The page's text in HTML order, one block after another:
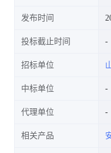
煤集团阳城
发布时间
投标截止时间
招标单位
中标单位
代理单位
相关产品